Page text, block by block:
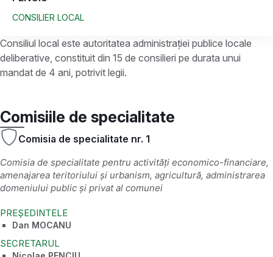
CONSILIER LOCAL
Consiliul local este autoritatea administrației publice locale
deliberative, constituit din 15 de consilieri pe durata unui
mandat de 4 ani, potrivit legii.
Comisiile de specialitate
Comisia de specialitate nr. 1
Comisia de specialitate pentru activități economico-financiare,
amenajarea teritoriului și urbanism, agricultură, administrarea
domeniului public și privat al comunei
PREȘEDINTELE
Dan MOCANU
SECRETARUL